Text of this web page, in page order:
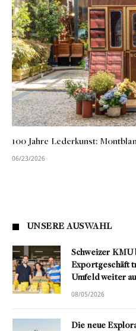
100 Jahre Lederkunst:
06/23/2026
UNSERE AUSWAHL
Schweizer KMU
Exportgeschäft
Umfeld weiter
08/05/2026
Die neue